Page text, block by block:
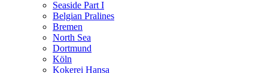
Seaside Part I
Belgian Pralines
Bremen
North Sea
Dortmund
Köln
Kokerei Hansa